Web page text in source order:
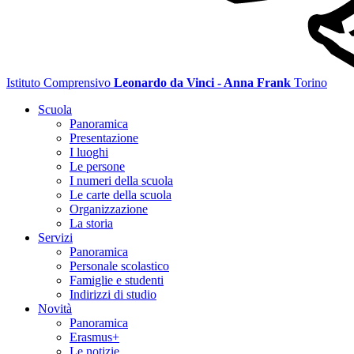
Istituto Comprensivo Leonardo da Vinci - Anna Frank Torino
Scuola
Panoramica
Presentazione
I luoghi
Le persone
I numeri della scuola
Le carte della scuola
Organizzazione
La storia
Servizi
Panoramica
Personale scolastico
Famiglie e studenti
Indirizzi di studio
Novità
Panoramica
Erasmus+
Le notizie